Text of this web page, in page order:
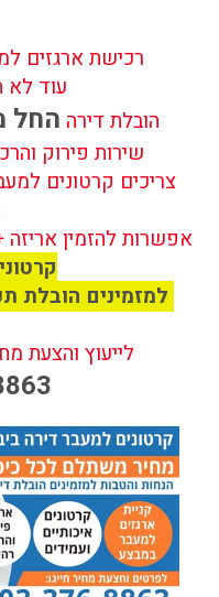
רכישת ארגזים
עוד לא
הובלת דירה החל מ-
שירות פירוק
צריכים קרטונים
אפשרות להזמין אריזה
למזמינים הובלת תכולת
לייעוץ והצעת